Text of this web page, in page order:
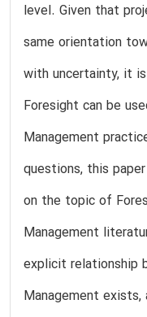
level. Given that
same orientation
with uncertainty, it
Foresight can be
Management
questions, this
on the topic of
Management
explicit relationship
Management